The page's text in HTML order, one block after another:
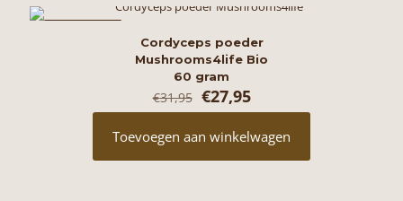
Cordyceps poeder
Mushrooms4life Bio
60 gram
€31,95 Oorspronkelijke
prijs
was:
€31,95.
€27,95Huidige
prijs
is:
€27,95.
Toevoegen aan winkelwagen